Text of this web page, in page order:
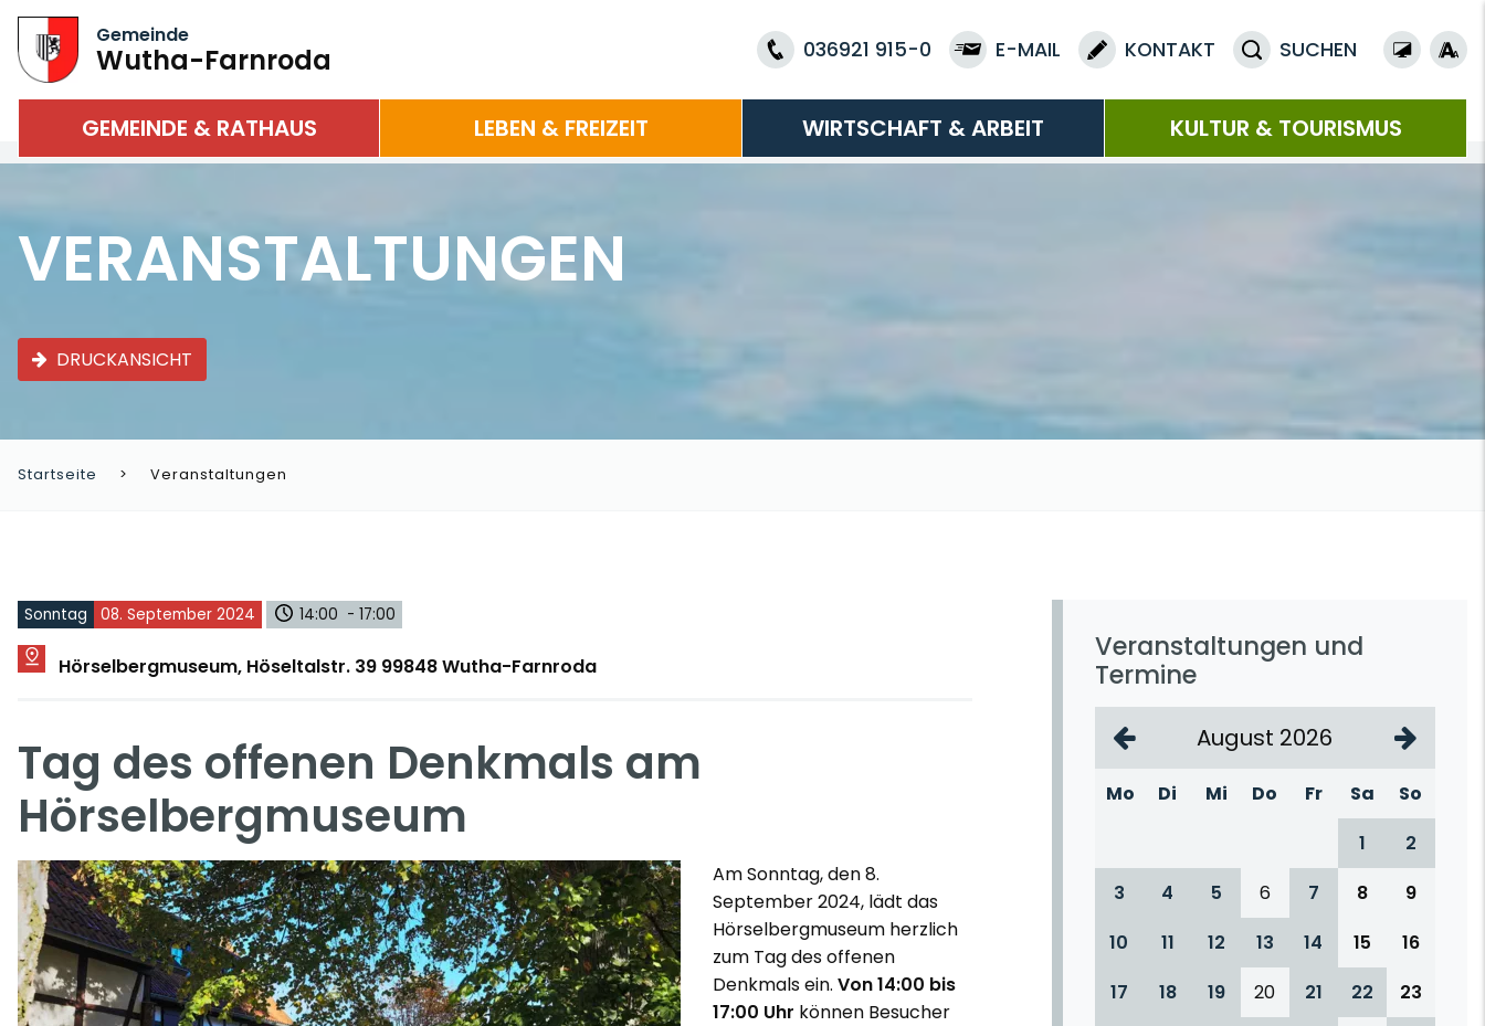
Gemeinde
Wutha-Farnroda 036921 915-0 E-MAIL KONTAKT SUCHEN
GEMEINDE & RATHAUS LEBEN & FREIZEIT WIRTSCHAFT & ARBEIT KULTUR & TOURISMUS
VERANSTALTUNGEN
DRUCKANSICHT
Startseite Veranstaltungen
Sonntag 08. September 2024 14:00 - 17:00
Hörselbergmuseum, Höseltalstr. 39 99848 Wutha-Farnroda
Tag des offenen Denkmals am
Hörselbergmuseum
Am Sonntag, den 8.
September 2024, lädt das
Hörselbergmuseum herzlich
zum Tag des offenen
Denkmals ein. Von 14:00 bis
17:00 Uhr können Besucher
Veranstaltungen und
Termine
August 2026
Mo Di Mi Do Fr Sa
So
1
2
3
4 5 6 7 8
9
10
11 12 13 14 15
16
17
18 19 20 21 22
23